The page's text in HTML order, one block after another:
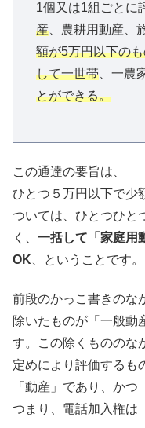
1個又は1組ごとに
産、農耕用動産、
額が5万円以下の
して一世帯、一農
とができる。
この通達の要旨は、
ひとつ５万円以下で少
ついては、ひとつひと
く、 一括して「家庭用
OK 、ということです。
前段のかっこ書きのな
除いたものが「一般動
す。この除くもののな
定めにより評価するも
「動産」であり、かつ
つまり、電話加入権は